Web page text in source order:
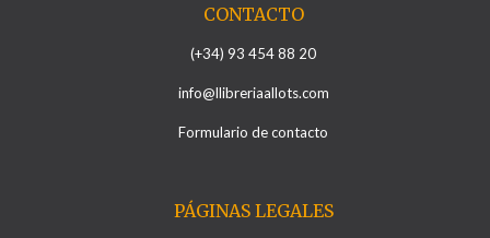
CONTACTO
(+34) 93 454 88 20
info@llibreriaallots.com
Formulario de contacto
PÁGINAS LEGALES